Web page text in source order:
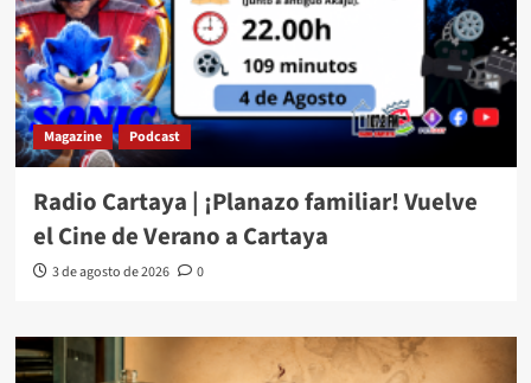
Magazine Podcast
Radio Cartaya | ¡Planazo familiar! Vuelve
el Cine de Verano a Cartaya
3 de agosto de 2026 0